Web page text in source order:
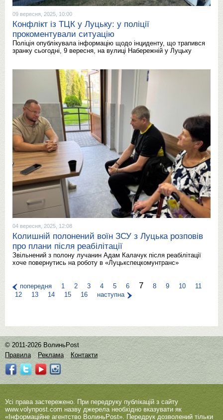
09 вересня, 2025, 10:00
Конфлікт із ТЦК у Луцьку: у поліції
прокоментували ситуацію
Поліція опублікувала інформацію щодо інциденту, що трапився
зранку сьогодні, 9 вересня, на вулиці Набережній у Луцьку
04 вересня, 2025, 12:08
Колишній полонений воїн ЗСУ з Луцька розповів
про плани після реабілітації
Звільнений з полону лучанин Адам Калачук після реабілітації
хоче повернутись на роботу в «Луцькспецкомунтранс»
попередня 1 2 3 4 5 6 7 8 9 10
11
12
13 14 15 16 наступна
© 2011-2026 ВолиньPost
Правила
Реклама Контакти
Усі права застережено. При передруку публікацій з сайту
www.volynpost.com назву джерела необхідно вказувати як
«Інформаційне агентство ВолиньPost». Передрук дозволений тільки